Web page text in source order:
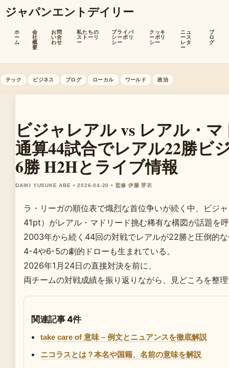
ジャパンエントデイリー
ホ
ー
ム
会
社
概
要
お問
い合
わせ
私たちの
ストーリ
ー
プライバ
シーポリ
シー
クッキ
ーポリ
シー
ニュ
ース
レタ
ー
ブ
ロ
グ
テック ビジネス ブログ ローカル ワールド 政治
ビジャレアル vs レアル・
通算44試合でレアル22勝ビ
6勝 H2Hとライブ情報
DAIKI YUSUKE ABE • 2026-04-20 • 監修 伊藤 芽衣
ラ・リーガの順位表で熾烈な首位争いが続く中、ビジ
41pt）がレアル・マドリード挑む稀有な構図が話題を
2003年から続く44回の対戦でレアルが22勝と圧倒的
4-4や6-5の劇的ドローも生まれている。
2026年1月24日の直接対決を前に、
両チームの対戦成績を振り返りながら、見どころを整
関連記事 4件
take care of 意味 – 例文とニュアンスを徹底解説
ニコラスとは？本名や国籍、名前の意味を解説